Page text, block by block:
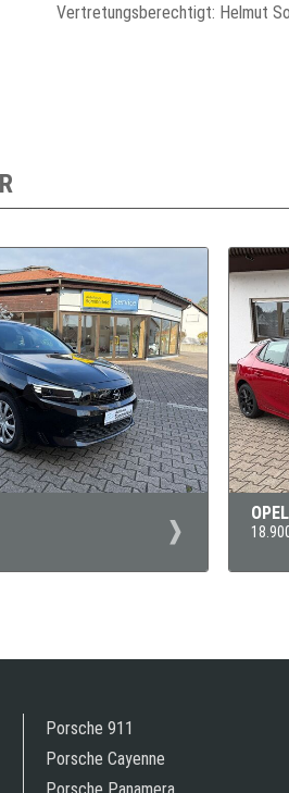
Vertretungsberechtigt: Helmut
Porsche 911
Porsche Cayenne
Porsche Panamera